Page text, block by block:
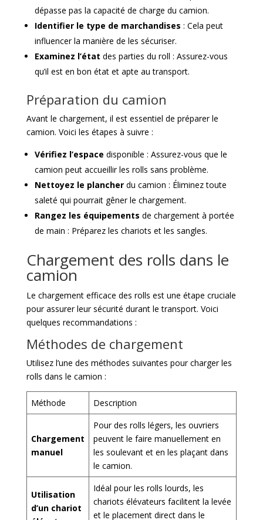
dépasse pas la capacité de charge du camion.
Identifier le type de marchandises : Cela peut
influencer la manière de les sécuriser.
Examinez l’état des parties du roll : Assurez-vous
qu’il est en bon état et apte au transport.
Préparation du camion
Avant le chargement, il est essentiel de préparer le
camion. Voici les étapes à suivre :
Vérifiez l’espace disponible : Assurez-vous que le
camion peut accueillir les rolls sans problème.
Nettoyez le plancherdu camion : Éliminez toute
saleté qui pourrait gêner le chargement.
Rangez les équipements de chargement à portée
de main : Préparez les chariots et les sangles.
Chargement des rolls dans le
camion
Le chargement efficace des rolls est une étape cruciale
pour assurer leur sécurité durant le transport. Voici
quelques recommandations :
Méthodes de chargement
Utilisez l’une des méthodes suivantes pour charger les
rolls dans le camion :
Méthode Description
Chargement
manuel
Pour des rolls légers, les ouvriers
peuvent le faire manuellement en
les soulevant et en les plaçant dans
le camion.
Utilisation
d’un chariot
Idéal pour les rolls lourds, les
chariots élévateurs facilitent la levée
et le placement direct dans le